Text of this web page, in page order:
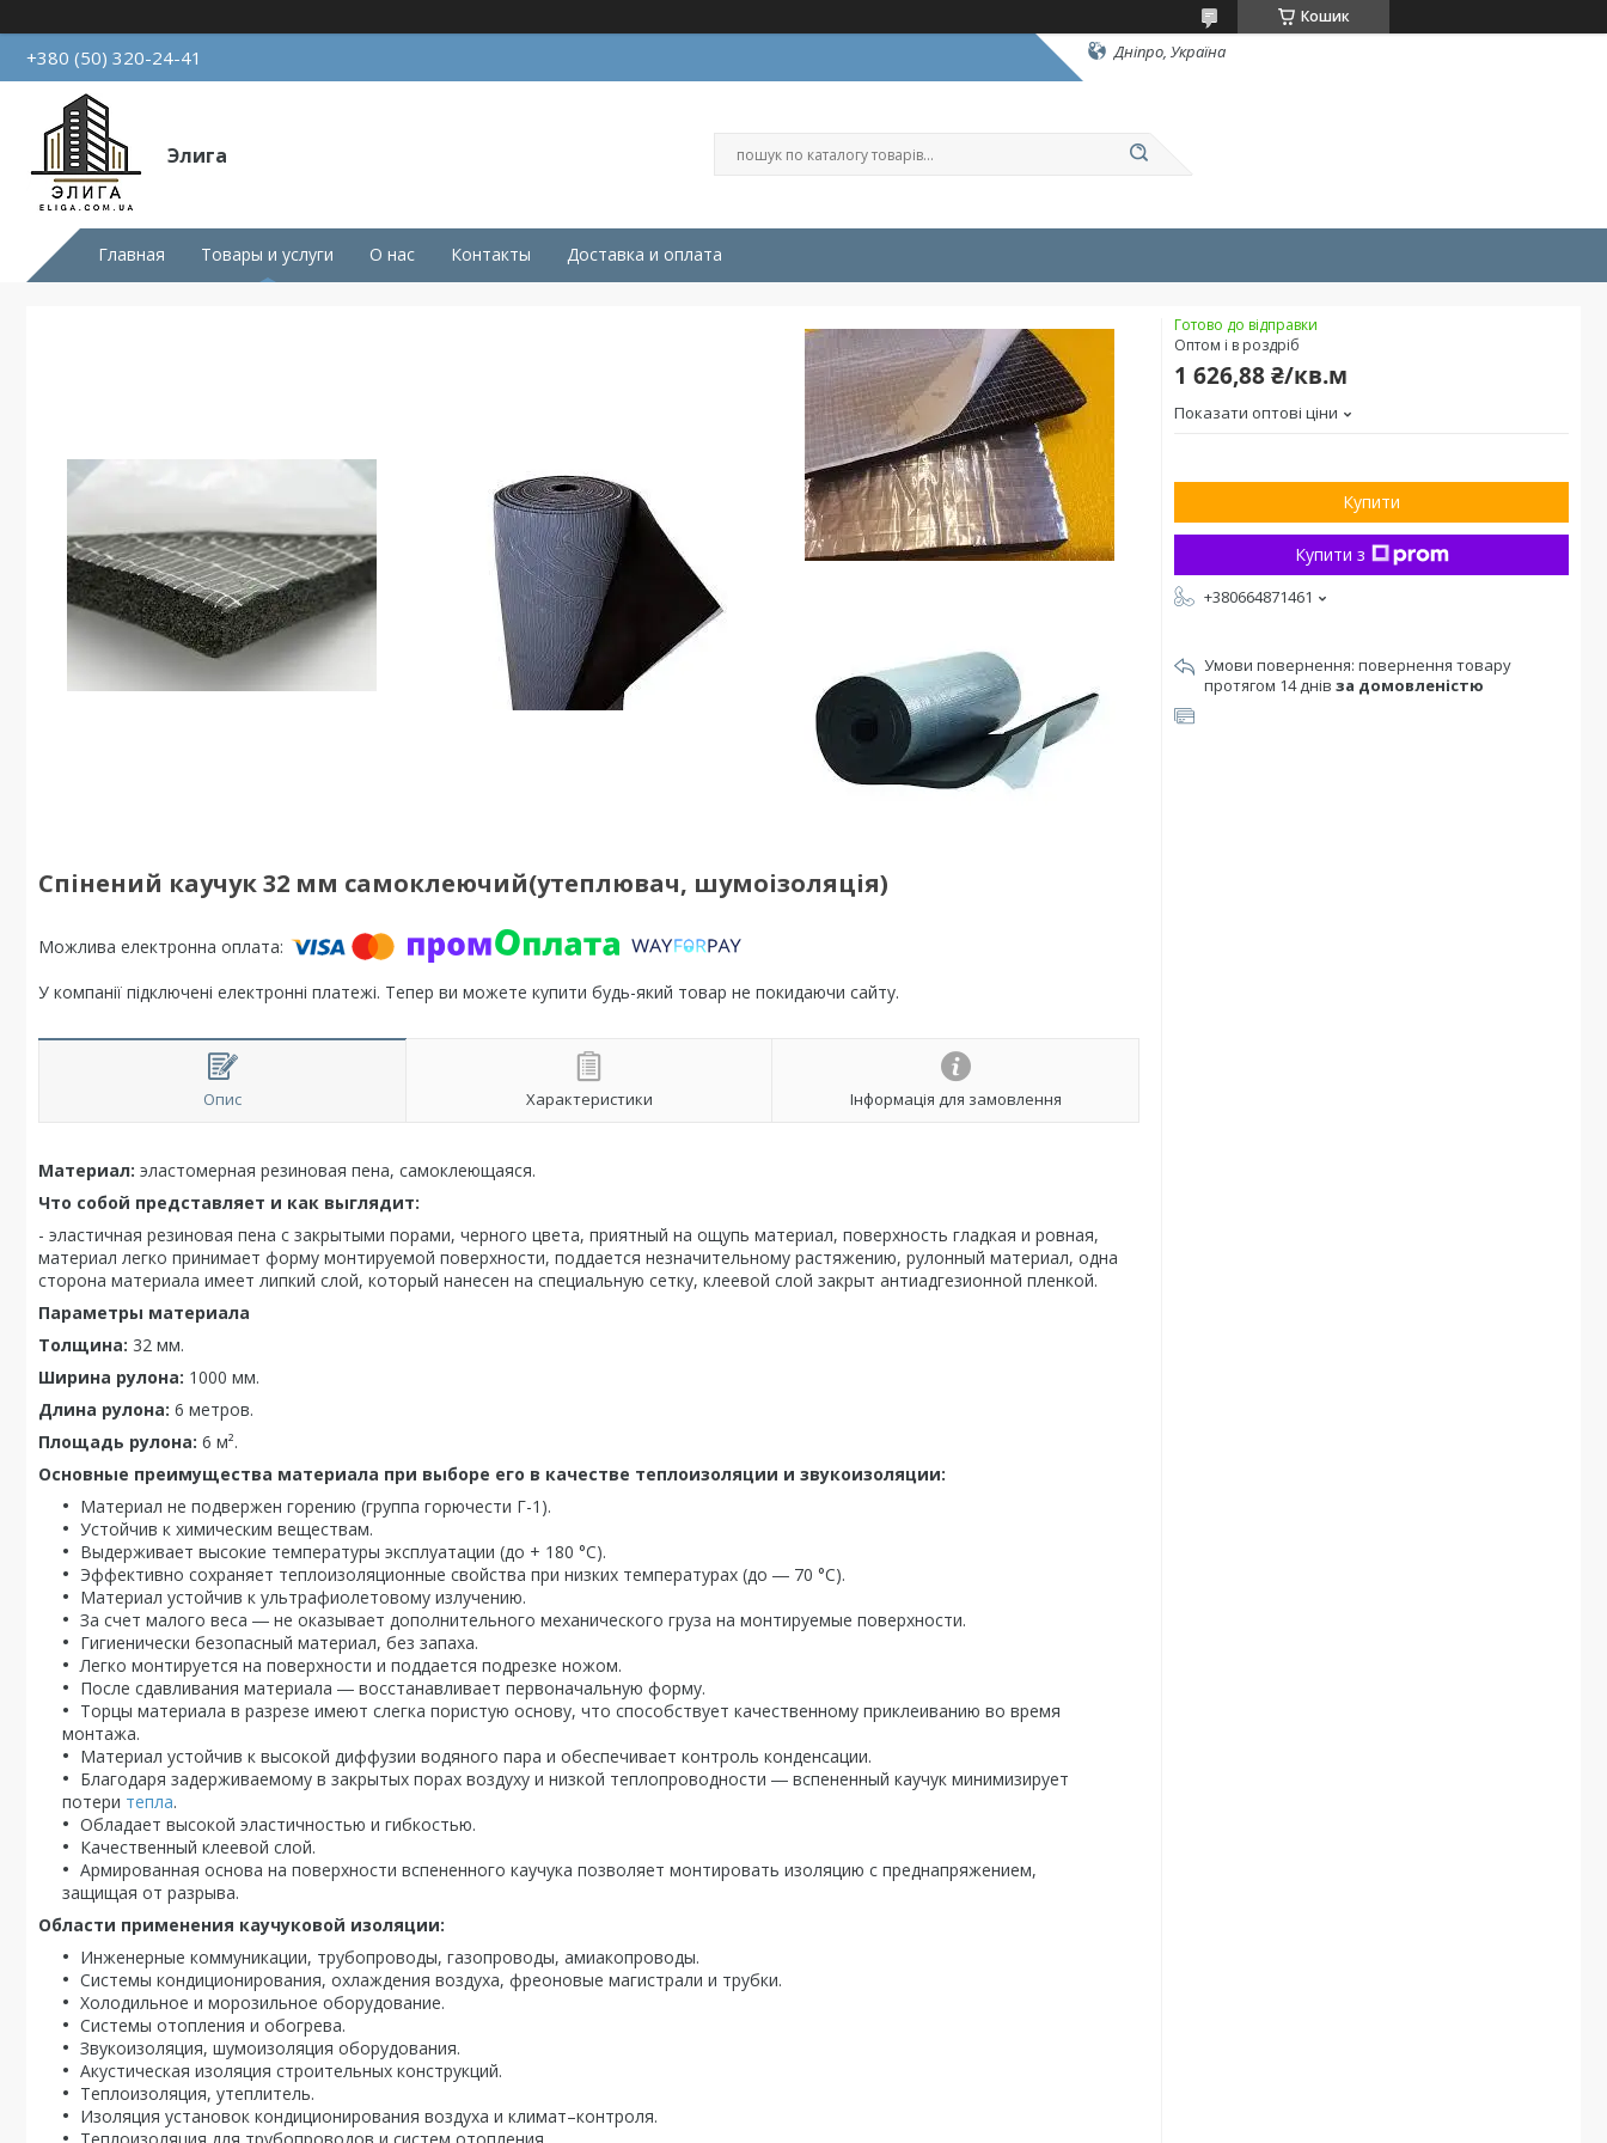
Кошик
+380 (50) 320-24-41 Дніпро, Україна
Элига
Главная Товары и услуги О нас Контакты Доставка и оплата
Спінений каучук 32 мм самоклеючий(утеплювач, шумоізоляція)
У компанії підключені електронні платежі. Тепер ви можете купити будь-який товар не покидаючи сайту.
Опис Характеристики Інформація для замовлення
Материал: эластомерная резиновая пена, самоклеющаяся.
Что собой представляет и как выглядит:
- эластичная резиновая пена с закрытыми порами, черного цвета, приятный на ощупь материал, поверхность гладкая и ровная,
материал легко принимает форму монтируемой поверхности, поддается незначительному растяжению, рулонный материал, одна
сторона материала имеет липкий слой, который нанесен на специальную сетку, клеевой слой закрыт антиадгезионной пленкой.
Параметры материала
Толщина: 32 мм.
Ширина рулона: 1000 мм.
Длина рулона: 6 метров.
Площадь рулона: 6 м².
Основные преимущества материала при выборе его в качестве теплоизоляции и звукоизоляции:
Материал не подвержен горению (группа горючести Г-1).
Устойчив к химическим веществам.
Выдерживает высокие температуры эксплуатации (до + 180 °С).
Эффективно сохраняет теплоизоляционные свойства при низких температурах (до ― 70 °С).
Материал устойчив к ультрафиолетовому излучению.
За счет малого веса ― не оказывает дополнительного механического груза на монтируемые поверхности.
Гигиенически безопасный материал, без запаха.
Легко монтируется на поверхности и поддается подрезке ножом.
После сдавливания материала ― восстанавливает первоначальную форму.
Торцы материала в разрезе имеют слегка пористую основу, что способствует качественному приклеиванию во время
монтажа.
Материал устойчив к высокой диффузии водяного пара и обеспечивает контроль конденсации.
Благодаря задерживаемому в закрытых порах воздуху и низкой теплопроводности ― вспененный каучук минимизирует
потери тепла.
Обладает высокой эластичностью и гибкостью.
Качественный клеевой слой.
Армированная основа на поверхности вспененного каучука позволяет монтировать изоляцию с преднапряжением,
защищая от разрыва.
Области применения каучуковой изоляции:
Инженерные коммуникации, трубопроводы, газопроводы, амиакопроводы.
Системы кондиционирования, охлаждения воздуха, фреоновые магистрали и трубки.
Холодильное и морозильное оборудование.
Системы отопления и обогрева.
Звукоизоляция, шумоизоляция оборудования.
Акустическая изоляция строительных конструкций.
Теплоизоляция, утеплитель.
Изоляция установок кондиционирования воздуха и климат–контроля.
Готово до відправки
Оптом і в роздріб
1 626,88 ₴/кв.м
Показати оптові ціни
Купити
Купити з
+380664871461
повернення товару
протягом 14 днів за домовленістю